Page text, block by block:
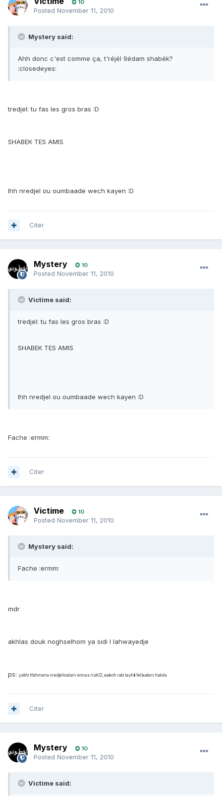
10
Posted November 11, 2010
Mystery said:
Ahh donc c'est comme ça, t'réjél 9édam shabék?
:closedeyes:
tredjel: tu fas les gros bras :D
SHABEK TES AMIS
Ihh nredjel ou oumbaade wech kayen :D
Citer
Mystery 10
Posted November 11, 2010
Victime said:
tredjel: tu fas les gros bras :D
SHABEK TES AMIS
Ihh nredjel ou oumbaade wech kayen :D
Fache :ermm:
Citer
Victime 10
Posted November 11, 2010
Mystery said:
Fache :ermm:
mdr
akhlas douk noghselhom ya sidi l lahwayedje
ps: yakhi tfahmena nredjel kodam ennas nsiti:D, aalech raki tayhili fel laalam hakda
Citer
Mystery 10
Posted November 11, 2010
Victime said: